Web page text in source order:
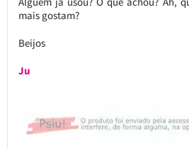
mais gostam?
Beijos
Ju